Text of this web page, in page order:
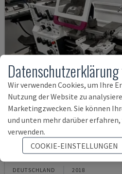
TH 4610
DEUTSCHLAND 2018
Wir verwenden Cookies, um Ihre
Nutzung der Website zu
Marketingzwecken. Sie können
und unten mehr darüber
verwenden.
COOKIE-EINSTELLUNGEN